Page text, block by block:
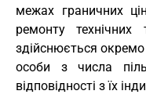
межах граничних
ремонту технічних
здійснюється
особи з числа
відповідності з їх